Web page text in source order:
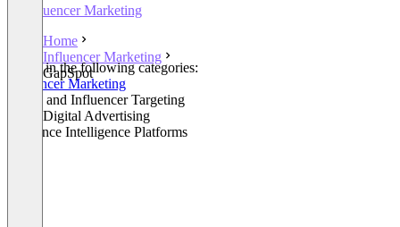
Influencer Marketing
Home
Influencer Marketing
GapSpot
Listed in the following categories:
Influencer Marketing
Media and Influencer Targeting
Other Digital Advertising
Audience Intelligence Platforms